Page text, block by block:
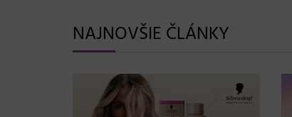
NAJNOVŠIE ČLÁNKY